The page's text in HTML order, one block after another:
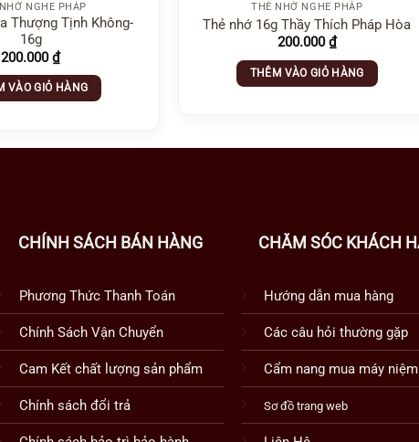
NGHE PHÁP
Thượng Tịnh Không-
16g
200.000₫
VÀO GIỎ HÀNG
THẺ NHỚ NGHE PHÁP
Thẻ nhớ 16g Thầy Thích Pháp Hòa
200.000₫
THÊM VÀO GIỎ HÀNG
CHÍNH SÁCH BÁN HÀNG
Phương Thức Thanh Toán
Chính Sách Vận Chuyển
Cam Kết chất lượng sản phẩm
Chính sách đổi trả
CHĂM SÓC KHÁCH
Hướng dẫn mua hàng
Các câu hỏi thường gặp
Cẩm nang mua máy
Sơ đồ trang web